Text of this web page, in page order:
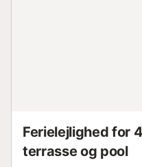
Ferielejlighed for
terrasse og pool